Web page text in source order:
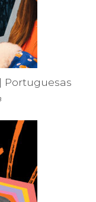
Portuguesas